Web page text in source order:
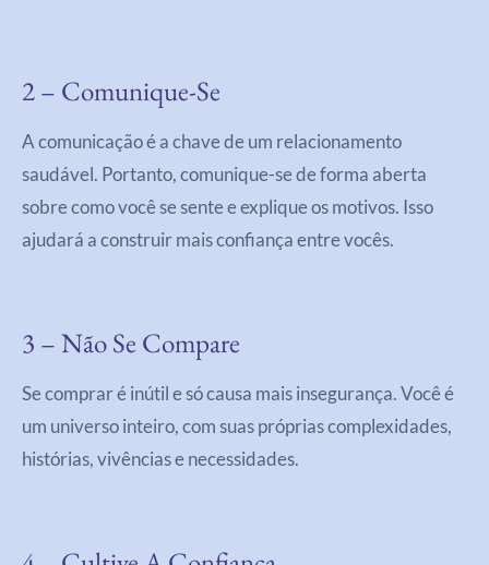
2 – Comunique-Se
A comunicação é a chave de um relacionamento
saudável. Portanto, comunique-se de forma aberta
sobre como você se sente e explique os motivos. Isso
ajudará a construir mais confiança entre vocês.
3 – Não Se Compare
Se comprar é inútil e só causa mais insegurança. Você é
um universo inteiro, com suas próprias complexidades,
histórias, vivências e necessidades.